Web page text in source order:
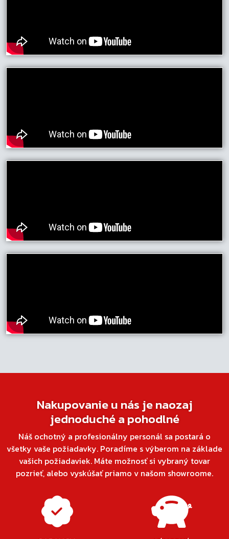
Nakupovanie u nás je naozaj
jednoduché a pohodlné
Náš ochotný a profesionálny personál sa postará o
všetky vaše požiadavky. Poradíme s výberom na základe
vašich požiadaviek. Máte možnosť si vybraný tovar
pozrieť, alebo vyskúšať priamo v našom showroome.